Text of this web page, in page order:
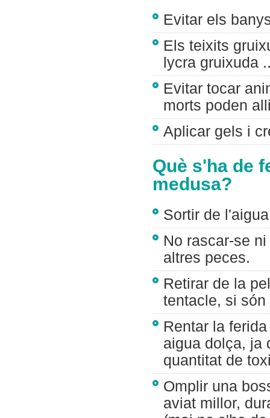
Evitar els
Els teixits
lycra gruixuda
Evitar tocar
morts poden
Aplicar gels i
Què s'ha de
medusa?
Sortir de
No rascar-se
altres peces.
Retirar de la
tentacle, si
Rentar la
aigua dolça, ja
quantitat de
Omplir una
aviat millor,